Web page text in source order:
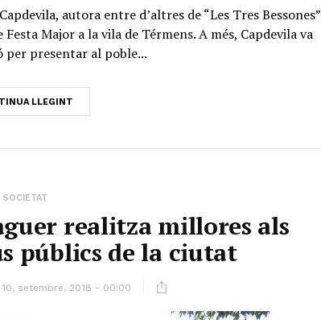
autora entre d’altres de “Les Tres Bessones”
Major a la vila de Térmens. A més, Capdevila va
per presentar al poble...
LLEGINT
SOCIETAT
realitza millores als
públics de la ciutat
10, setembre, 2018 - 00:00